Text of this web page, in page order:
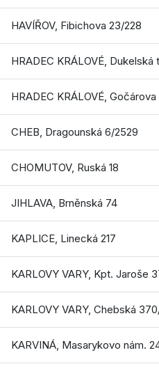
HAVÍŘOV, Fibichova 23/228
HRADEC KRÁLOVÉ, Dukelská
CHEB, Dragounská 6/2529
CHOMUTOV, Ruská 18
JIHLAVA, Brněnská 74
KAPLICE, Linecká 217
KARLOVY VARY, Chebská
KARVINÁ, Masarykovo nám.